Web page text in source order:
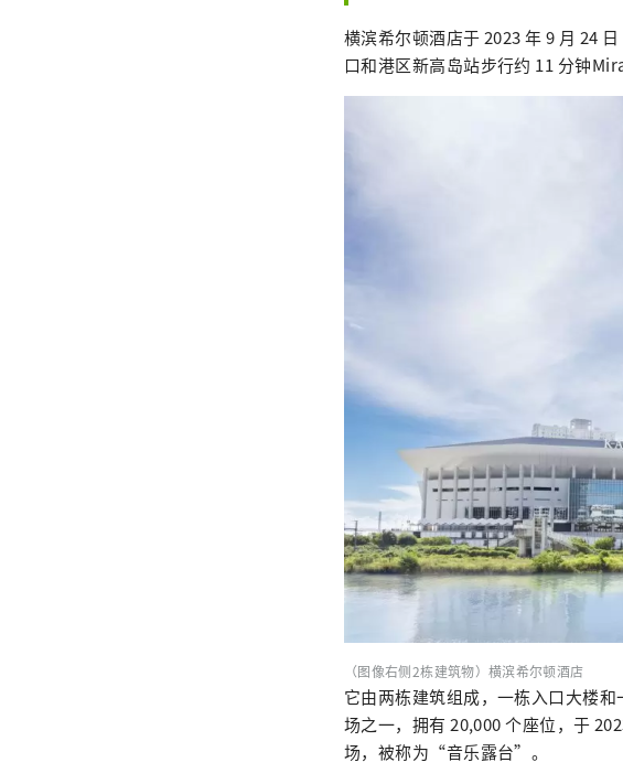
横滨希尔顿酒店于 2023 年 9 月 24
口和港区新高岛站步行约 11 分钟
（图像右侧2栋建筑物）横滨希尔顿酒店
它由两栋建筑组成，一栋入口大楼
场之一，拥有 20,000 个座位，于
场，被称为“音乐露台”。